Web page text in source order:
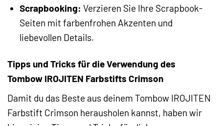
Scrapbooking: Verzieren Sie Ihre Scrapbook-
Seiten mit farbenfrohen Akzenten und
liebevollen Details.
Tipps und Tricks für die Verwendung des
Tombow IROJITEN Farbstifts Crimson
Damit du das Beste aus deinem Tombow IROJITEN
Farbstift Crimson herausholen kannst, haben wir